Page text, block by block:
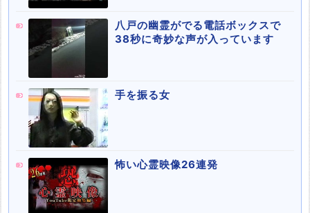
八戸の幽霊がでる電話ボックスで
38秒に奇妙な声が入っています
手を振る女
怖い心霊映像26連発